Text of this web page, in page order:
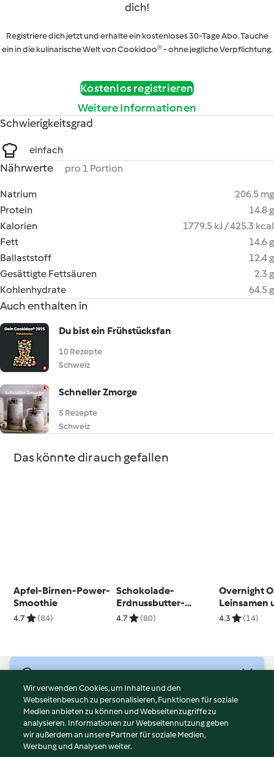
dich!
Registriere dich jetzt und erhalte ein kostenloses 30-Tage Abo. Tauche
ein in die kulinarische Welt von Cookidoo® - ohne jegliche Verpflichtung.
Kostenlos registrieren
Weitere Informationen
Schwierigkeitsgrad
einfach
Nährwerte pro 1 Portion
Natrium
206.5 mg
Protein
14.8 g
Kalorien
1779.5 kJ / 425.3 kcal
Fett
14.6 g
Ballaststoff
12.4 g
Gesättigte Fettsäuren
2.3 g
Kohlenhydrate
64.5 g
Auch enthalten in
Du bist ein Frühstücksfan
10 Rezepte
Schweiz
Schneller Zmorge
5 Rezepte
Schweiz
Das könnte dir auch gefallen
Apfel-Birnen-Power-
Smoothie
4.7 (84)
Schokolade-
Erdnussbutter-
Proteinkugeln
4.7 (80)
Overnight
Leinsamen
Matcha-
4.3 (14)
Nutzungsbedingungen
Datenschutzrichtlinien
Disclaimer
Impressum
Wir verwenden Cookies, um Inhalte und den
Webseitenbesuch zu personalisieren, Funktionen für soziale
Medien anbieten zu können und Webseitenzugriffe zu
analysieren. Informationen zur Webseitennutzung geben
wir außerdem an unsere Partner für soziale Medien,
Werbung und Analysen weiter.